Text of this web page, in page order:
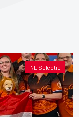
NL Selectie